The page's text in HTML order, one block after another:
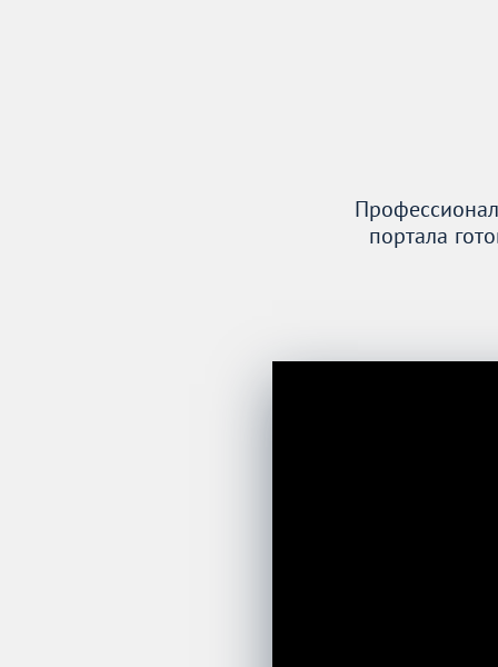
портала